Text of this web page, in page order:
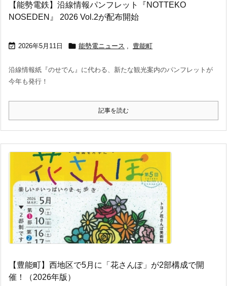
【能勢電鉄】沿線情報パンフレット『NOTTEKO
NOSEDEN』 2026 Vol.2が配布開始
 2026年5月11日  能勢電ニュース , 豊能町
沿線情報紙『のせでん』に代わる、新たな観光案内のパンフレットが
今年も発行！
記事を読む
【豊能町】西地区で5月に「花さんぽ」が2部構成で開
催！（2026年版）